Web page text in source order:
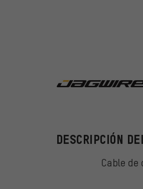
DESCRIPCIÓN
Cable